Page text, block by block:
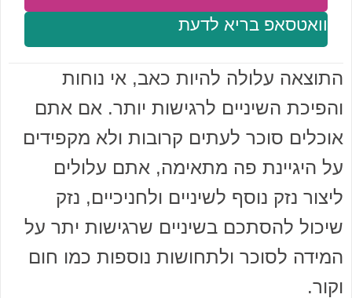
וואטסאפ בריא לדעת
התוצאה עלולה להיות כאב, אי נוחות
והפיכת השיניים לרגישות יותר. אם אתם
אוכלים סוכר לעתים קרובות ולא מקפידים
על היגיינת פה מתאימה, אתם עלולים
ליצור נזק נוסף לשיניים ולחניכיים, נזק
שיכול להסתכם בשיניים שרגישות יתר על
המידה לסוכר ולתחושות נוספות כמו חום
וקור.